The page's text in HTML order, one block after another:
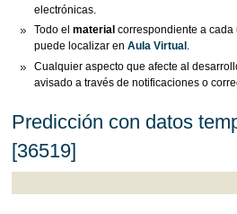
electrónicas.
Todo el material correspondiente a cada
puede localizar en Aula Virtual .
Cualquier aspecto que afecte al
avisado a través de notificaciones o
Predicción con datos
[36519]